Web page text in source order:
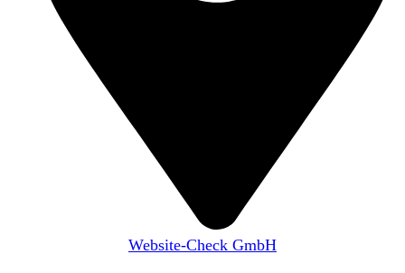
Website-Check GmbH